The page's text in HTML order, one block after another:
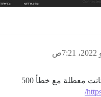
معطلة مع خطأ 500